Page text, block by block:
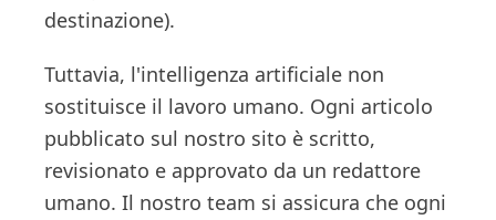
destinazione).
Tuttavia, l'intelligenza artificiale non
sostituisce il lavoro umano. Ogni articolo
pubblicato sul nostro sito è scritto,
revisionato e approvato da un redattore
umano. Il nostro team si assicura che ogni